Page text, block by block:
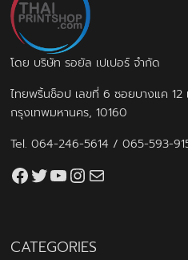
โดย บริษัท รอยัล เปเปอร์ จำกัด
ไทยพริ้นช็อป เลขที่ 6 ซอยบางแค 12
กรุงเทพมหานคร, 10160
Tel.064-246-5614 /065-593-
Facebook
Twitter
YouTube
Instagram
CATEGORIES